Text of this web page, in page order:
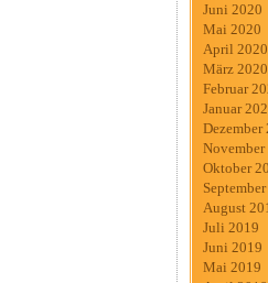
Juni 2020
Mai 2020
April 2020
März 2020
Februar
Januar
Dezember
November
Oktober
August
Juli 2019
Juni 2019
Mai 2019